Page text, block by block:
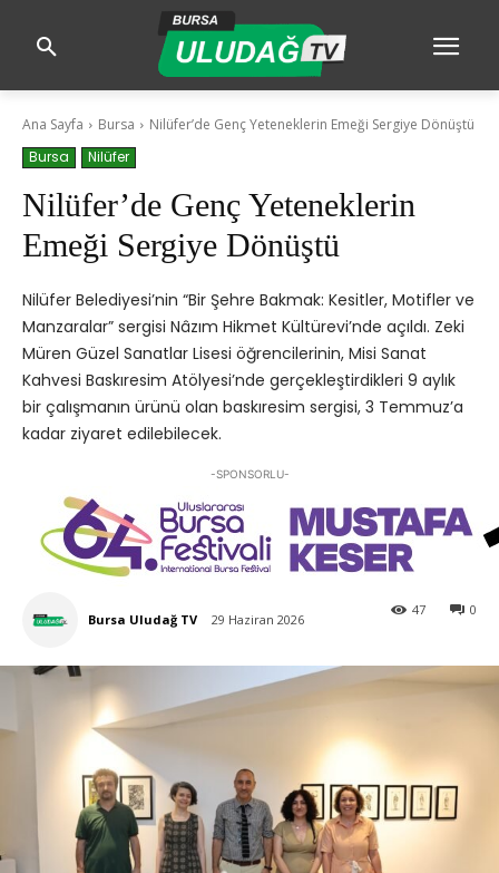
Ana Sayfa Bursa
Nilüfer’de Genç Yeteneklerin Emeği Sergiye Dönüştü
Bursa
Nilüfer
Nilüfer’de Genç Yeteneklerin
Emeği Sergiye Dönüştü
Nilüfer Belediyesi’nin “Bir Şehre Bakmak: Kesitler, Motifler ve
Manzaralar” sergisi Nâzım Hikmet Kültürevi’nde açıldı. Zeki
Müren Güzel Sanatlar Lisesi öğrencilerinin, Misi Sanat
Kahvesi Baskıresim Atölyesi’nde gerçekleştirdikleri 9 aylık
bir çalışmanın ürünü olan baskıresim sergisi, 3 Temmuz’a
kadar ziyaret edilebilecek.
-SPONSORLU-
Bursa Uludağ TV 29 Haziran 2026
0
47